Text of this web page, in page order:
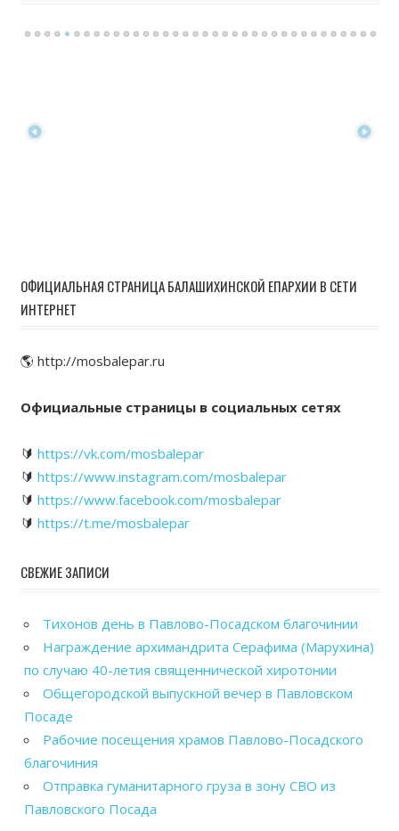
ОФИЦИАЛЬНАЯ СТРАНИЦА БАЛАШИХИНСКОЙ ЕПАРХИИ В СЕТИ
ИНТЕРНЕТ
🌎 http://mosbalepar.ru
Официальные страницы в социальных сетях
🔰 https://vk.com/mosbalepar
🔰 https://www.instagram.com/mosbalepar
🔰 https://www.facebook.com/mosbalepar
🔰 https://t.me/mosbalepar
СВЕЖИЕ ЗАПИСИ
Тихонов день в Павлово-Посадском благочинии
Награждение архимандрита Серафима (Марухина)
по случаю 40-летия священнической хиротонии
Общегородской выпускной вечер в Павловском
Посаде
Рабочие посещения храмов Павлово-Посадского
благочиния
Отправка гуманитарного груза в зону СВО из
Павловского Посада